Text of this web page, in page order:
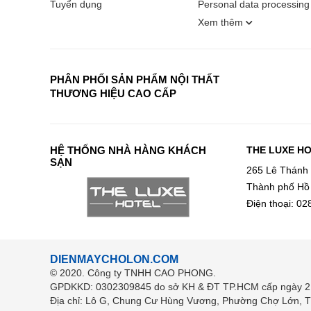
không tạo nên cảm giác
người dùng có thể linh
đông thành viên hoặc nhu
2.2 Công nghệ giặt
Chế độ giặt Super
Không chỉ làm sạch
quần áo.
Tuyển dụng
Personal data
Xem thêm
PHÂN PHỐI SẢN PHẨM NỘI THẤT
THƯƠNG HIỆU CAO CẤP
HỆ THỐNG NHÀ HÀNG KHÁCH
SẠN
THE LUXE
265 Lê Thánh
Thành phố
Điện thoại:
DIENMAYCHOLON.COM
© 2020. Công ty TNHH CAO PHONG.
GPDKKD: 0302309845 do sở KH & ĐT TP.HCM cấp ngày
Địa chỉ: Lô G, Chung Cư Hùng Vương, Phường Chợ Lớn,